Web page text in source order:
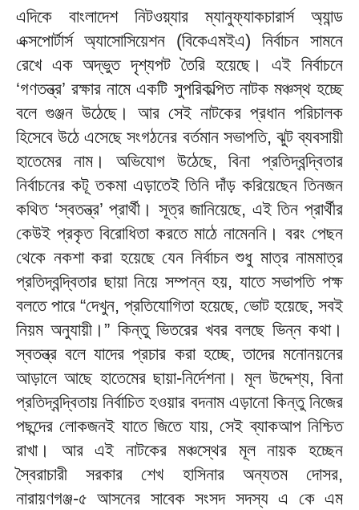
এদিকে বাংলাদেশ নিটওয়্যার ম্যানুফ্যাকচারার্স অ্যান্ড
এক্সপোর্টার্স অ্যাসোসিয়েশন (বিকেএমইএ) নির্বাচন সামনে
রেখে এক অদ্ভুত দৃশ্যপট তৈরি হয়েছে। এই নির্বাচনে
‘গণতন্ত্র’ রক্ষার নামে একটি সুপরিকল্পিত নাটক মঞ্চস্থ হচ্ছে
বলে গুঞ্জন উঠেছে। আর সেই নাটকের প্রধান পরিচালক
হিসেবে উঠে এসেছে সংগঠনের বর্তমান সভাপতি, ঝুট ব্যবসায়ী
হাতেমের নাম। অভিযোগ উঠেছে, বিনা প্রতিদ্বন্দ্বিতার
নির্বাচনের কটূ তকমা এড়াতেই তিনি দাঁড় করিয়েছেন তিনজন
কথিত ‘স্বতন্ত্র’ প্রার্থী। সূত্র জানিয়েছে, এই তিন প্রার্থীর
কেউই প্রকৃত বিরোধিতা করতে মাঠে নামেননি। বরং পেছন
থেকে নকশা করা হয়েছে যেন নির্বাচন শুধু মাত্র নামমাত্র
প্রতিদ্বন্দ্বিতার ছায়া নিয়ে সম্পন্ন হয়, যাতে সভাপতি পক্ষ
বলতে পারে “দেখুন, প্রতিযোগিতা হয়েছে, ভোট হয়েছে, সবই
নিয়ম অনুযায়ী।” কিন্তু ভিতরের খবর বলছে ভিন্ন কথা।
স্বতন্ত্র বলে যাদের প্রচার করা হচ্ছে, তাদের মনোনয়নের
আড়ালে আছে হাতেমের ছায়া-নির্দেশনা। মূল উদ্দেশ্য, বিনা
প্রতিদ্বন্দ্বিতায় নির্বাচিত হওয়ার বদনাম এড়ানো কিন্তু নিজের
পছন্দের লোকজনই যাতে জিতে যায়, সেই ব্যাকআপ নিশ্চিত
রাখা। আর এই নাটকের মঞ্চস্থের মূল নায়ক হচ্ছেন
স্বৈরাচারী সরকার শেখ হাসিনার অন্যতম দোসর,
নারায়ণগঞ্জ-৫ আসনের সাবেক সংসদ সদস্য এ কে এম